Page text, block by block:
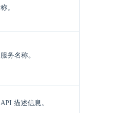
称。
服务名称。
API 描述信息。